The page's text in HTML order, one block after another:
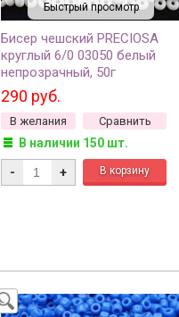
Быстрый просмотр
Бисер чешский PRECIOSA
круглый 6/0 03050 белый
непрозрачный, 50г
290 руб.
В желания Сравнить
В наличии 150 шт.
- +